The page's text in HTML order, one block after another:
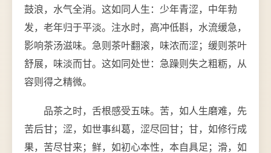
鼓浪，水气全消。这如同人生：少年青涩，中年勃
发，老年归于平淡。注水时，高冲低斟，水流缓急，
影响茶汤滋味。急则茶叶翻滚，味浓而涩；缓则茶叶
舒展，味淡而甘。这如同处世：急躁则失之粗粝，从
容则得之精微。
品茶之时，舌根感受五味。苦，如人生磨难，先
苦后甘；涩，如世事纠葛，涩尽回甘；甘，如修行成
果，苦尽甘来；鲜，如初心本性，本自具足；滑，如